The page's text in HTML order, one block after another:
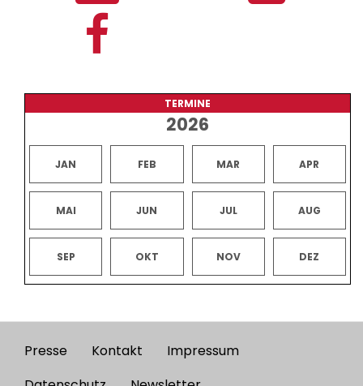
TERMINE
2026
JAN FEB MAR APR
MAI JUN JUL AUG
SEP OKT NOV DEZ
Footer
Presse Kontakt
Impressum